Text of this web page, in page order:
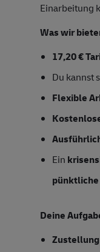
Einarbeitung
Was wir
17,20 €
Du kannst
Flexible
Ein
Deine
Zustellung